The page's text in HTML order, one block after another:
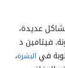
عديدة،
فيتامين د
في البشرة،